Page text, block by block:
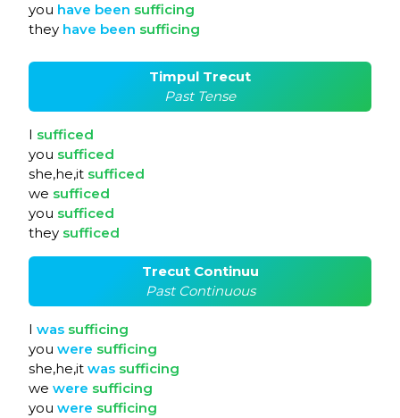
you have been sufficing
they have been sufficing
Timpul Trecut
Past Tense
I sufficed
you sufficed
she,he,it sufficed
we sufficed
you sufficed
they sufficed
Trecut Continuu
Past Continuous
I was sufficing
you were sufficing
she,he,it was sufficing
we were sufficing
you were sufficing